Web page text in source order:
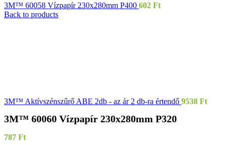
3M™ 60058 Vízpapír 230x280mm P400 602 Ft
Back to products
3M™ Aktívszénszűrő ABE 2db - az ár 2 db-ra értendő 9538 Ft
3M™ 60060 Vízpapír 230x280mm P320
787 Ft